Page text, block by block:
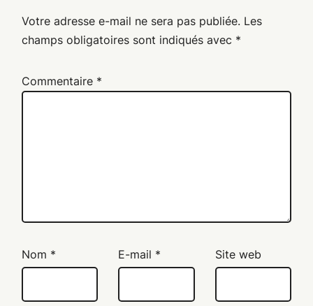
Votre adresse e-mail ne sera pas publiée. Les
champs obligatoires sont indiqués avec *
Commentaire *
Nom * E-mail * Site web